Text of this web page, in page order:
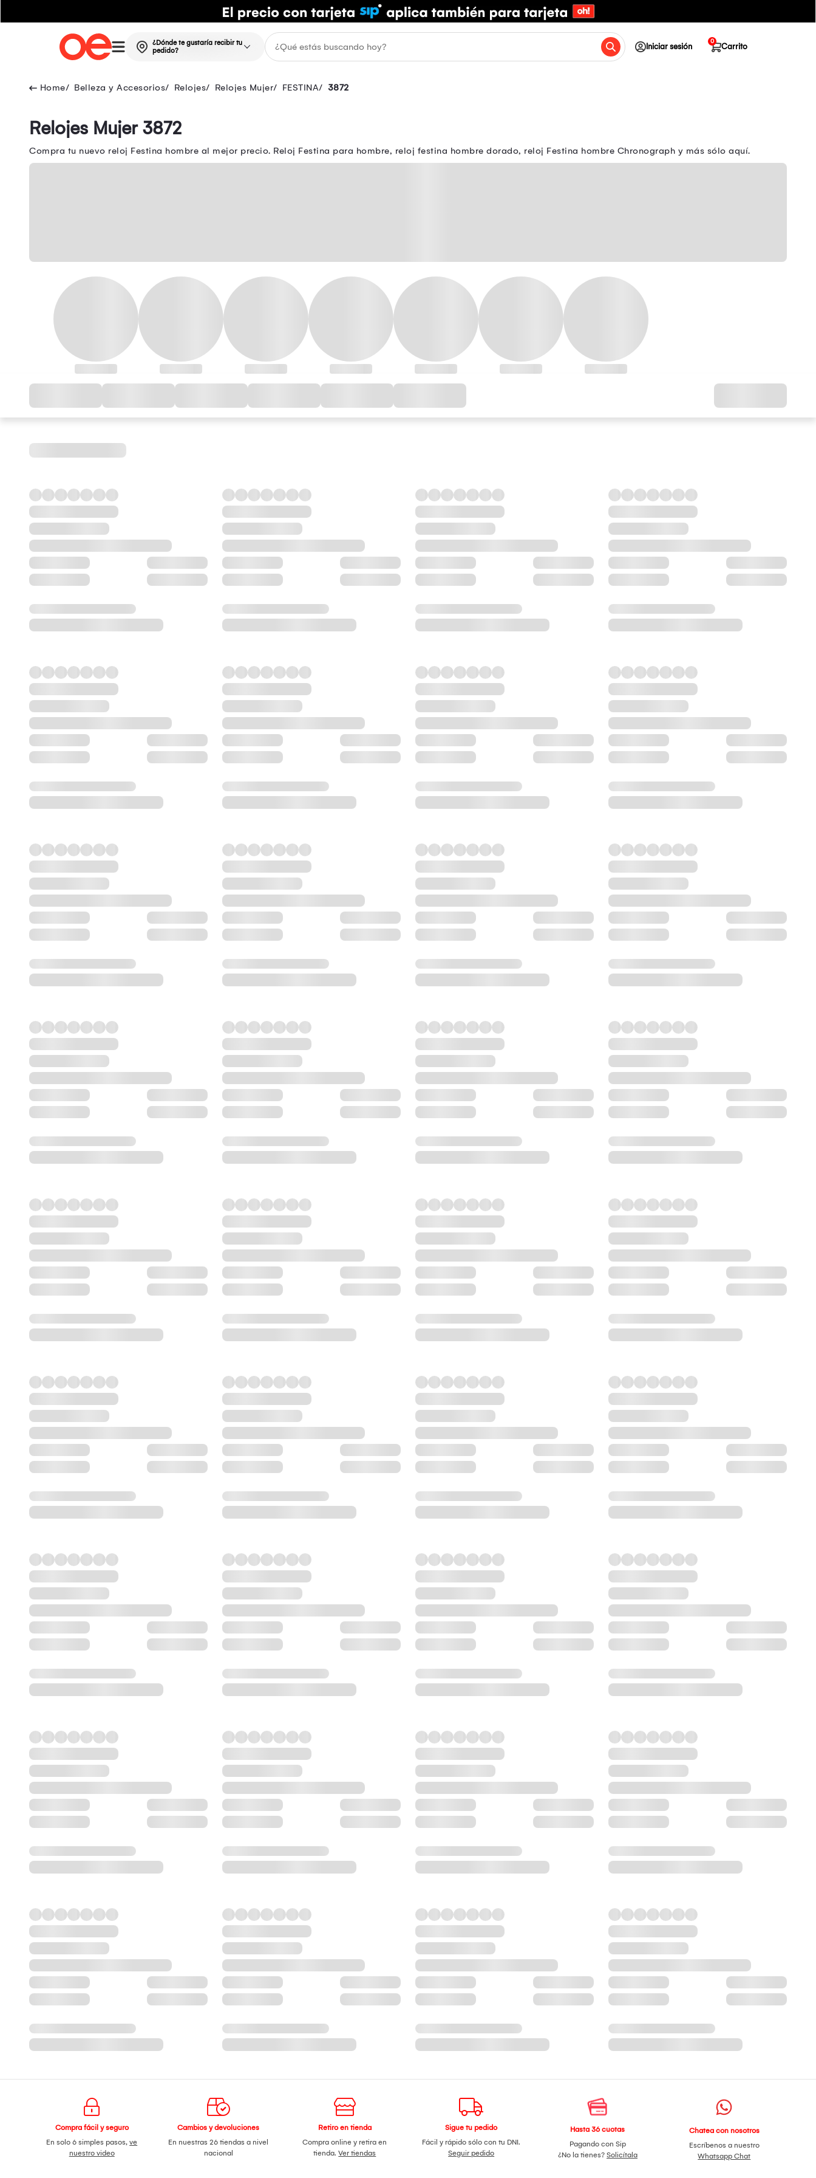
¿Dónde te gustaría recibir tu
pedido?
Iniciar sesión Carrito
0
Belleza y Accesorios Relojes Relojes Mujer FESTINA 3872
Relojes Mujer 3872
Compra tu nuevo reloj Festina hombre al mejor precio. Reloj Festina para hombre, reloj festina hombre dorado, reloj Festina hombre Chronograph y más sólo aquí.
Compra fácil y seguro
En solo 6 simples pasos,ve
nuestro video
Cambios y devoluciones
En nuestras 26 tiendas a nivel
nacional
Retiro en tienda
Compra online y retira en
tienda.Ver tiendas
Sigue tu pedido
Fácil y rápido sólo con tu DNI.
Seguir pedido
Hasta 36 cuotas
Pagando con Sip
¿No la tienes? Solicítala
Chatea con nosotros
Escríbenos a nuestro
Whatsapp Chat